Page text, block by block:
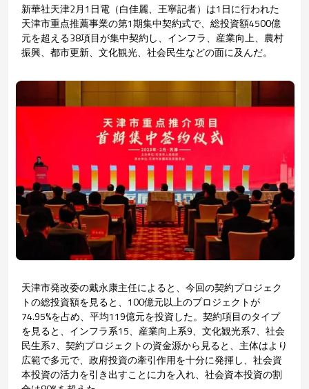
新華社天津2月1日電（白佳麗、王寧記者）は1日に行われた
天津市重点推薦事業の第1期集中契約式で、総投資額4500億
元を超える38項目が集中契約し、インフラ、産業向上、農村
振興、都市更新、文化観光、社会民生などの面に及んだ。
天津市発改委の戴永康主任によると、今回の契約プロジェク
トの総投資額を見ると、100億元以上のプロジェクトが
74.95%を占め、平均119億元を投資した。契約項目のタイプ
を見ると、インフラ系15、産業向上系9、文化観光系7、社会
民生系7、契約プロジェクトの資金源から見ると、主体はより
広範で多元で、政府投資の牽引作用を十分に発揮し、社会資
本投資の活力を引き出すことに力を入れ、社会資本投資の割